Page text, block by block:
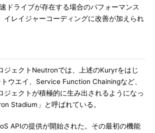
ドライブが存在する場合のパフォーマンス
イレイジャーコーディングに改善が加えられ
ェクトNeutronでは、上述のKuryrをはじ
ウエイ、Service Function Chainingなど、
ジェクトが積極的に生み出されるようになっ
Stadium」と呼ばれている。
APIの提供が開始された。その最初の機能